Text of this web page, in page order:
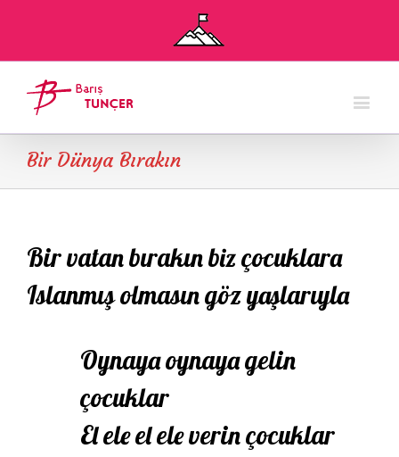
Bir Dünya Bırakın
Bir vatan bırakın biz çocuklara
Islanmış olmasın göz yaşlarıyla
Oynaya oynaya gelin
çocuklar
El ele el ele verin çocuklar